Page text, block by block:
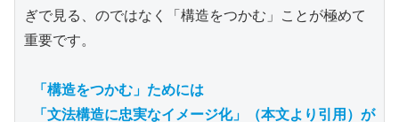
ぎで見る、のではなく「構造をつかむ」ことが極めて
重要です。
「構造をつかむ」ためには